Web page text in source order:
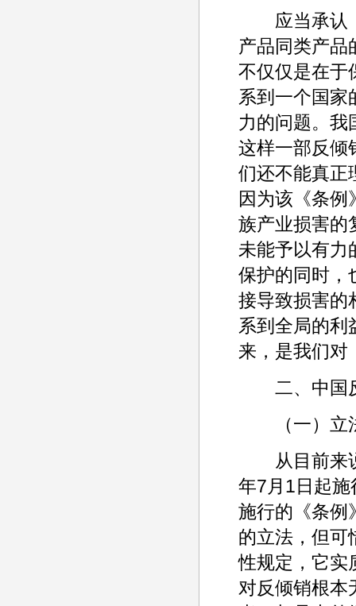
应当承认，
产品同类产品
不仅仅是在于
系到一个国家
力的问题。我
这样一部反倾
们还不能真正
因为该《条例
族产业损害的
未能予以有力
保护的同时，
接导致损害的
系到全局的利
来，是我们对
二、中国反
（一）立
从目前来说
年7月1日起
施行的《条例
的立法，但可
性规定，它实
对反倾销根本